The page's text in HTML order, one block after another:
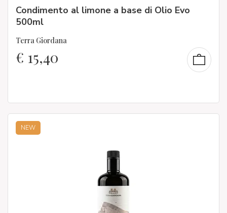
Condimento al limone a base di Olio Evo
500ml
Terra Giordana
€ 15,40
NEW